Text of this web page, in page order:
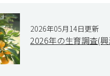
2026年05月14日更新
2026年の生育調査(